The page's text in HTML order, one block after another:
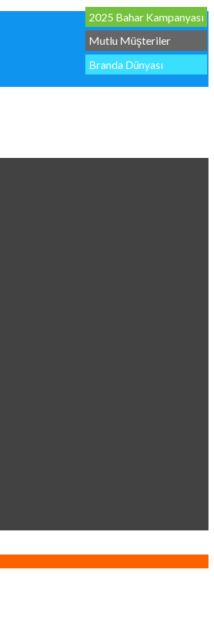
2025 Bahar Kampanyası
Mutlu Müşteriler
Branda Dünyası